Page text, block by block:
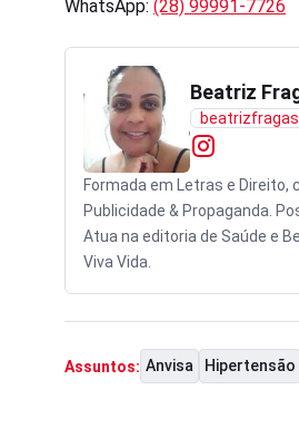
WhatsApp: (28) 99991-7726
Beatriz
Formada em Letras e
Publicidade & Propaganda.
Atua na editoria de Saúde e
Viva Vida.
Assuntos: Anvisa Hipertensão